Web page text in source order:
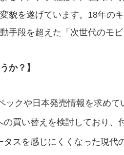
貌を遂げています。18年の
手段を超えた「次世代のモ
か？】
ックや日本発売情報を求めて
の買い替えを検討しており、
タスを感じにくくなった現代